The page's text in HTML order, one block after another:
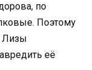
по
Поэтому
Лизы
её